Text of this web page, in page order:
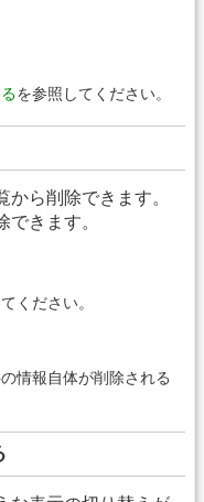
を参照してください。
ら削除できます。
きます。
ください。
情報自体が削除される